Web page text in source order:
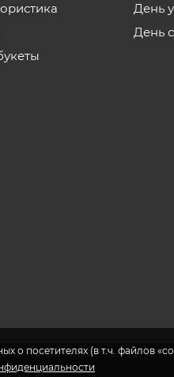
о посетителях (в т.ч. файлов
День
День